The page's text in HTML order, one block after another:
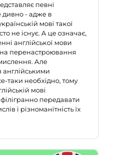
певні
дивно - адже в
мові такої
не існує. А це означає,
англійської мови
перенастроювання
Але
англійськими
таки необхідно, тому
мові
передавати
і різноманітність їх